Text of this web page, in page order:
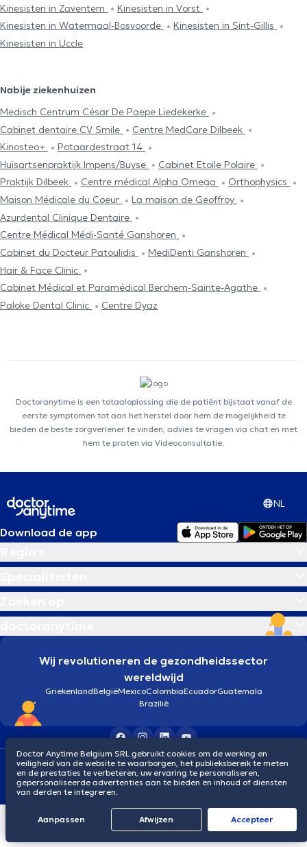
Kinesisten in Zaventem
Kinesisten in Vorst
Kinesisten in Watermaal-Bosvoorde
Kinesisten in Sint-Gillis
Kinesisten in Uccle
Nabije ziekenhuizen
Medisch Centrum César De Paepe Liedekerke
Cabinet dentaire CV Smile
Centre MedCare Dilbeek
Kinosteo+
Potaardestraat 14
Huisartsenpraktijk Impens/Buyse
Cabinet Etoile Polaire
Praktijk Dilbeek
Centre médical Alpha Omega
Orthophysics
Maison Médicale du Coeur
La maison de Geoffroy
Azurdental Clinique Dentaire
Centre Médical Médi-Santé Ganshoren
Cabinet du Docteur Patoulidis
MediDenti Ganshoren
Hair & Face Clinic
Cabinet Médical et Paramédical Berchem-Sainte-Agathe
Paloke Dental Clinic
Centre Dyaz
Doctoranytime is een totaaloplossing die de patiënt bijstaat vanaf de
eerste symptomen tot aan het herstel door hem de mogelijkheid te
bieden de beste zorgverlener te vinden, advies te vragen via chat en met
hem te praten via Videoconsultatie.
NL
Download de app
Wij revolutioneren de gezondheidssector
wereldwijd
GriekenlandBelgiëMexicoColombiaEcuadorGuatemala
Brazilië
Algemene voorwaardenCookiesPrivacybeleid
© 2026 doctoranytime
Doctor Anytime Belgium SRL gebruikt cookies om de werking en
veiligheid van de website te waarborgen, het publieksbereik te meten
en de prestaties te verbeteren, uw ervaring te personaliseren,
gepersonaliseerde advertenties aan te bieden en inhoud of diensten
van derden te integreren.
Aanpassen Afwijzen Αccepteer